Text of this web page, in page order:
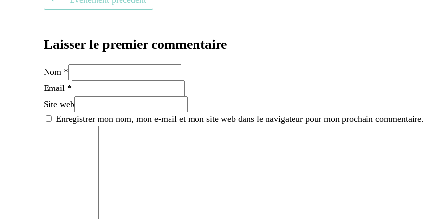
Laisser le premier commentaire
Nom *
Email *
Site web
Enregistrer mon nom, mon e-mail et mon site web dans le navigateur pour mon prochain commentaire.